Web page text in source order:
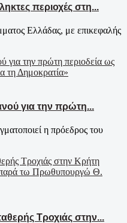
περιοχές στη...
Ελλάδας, με επικεφαλής
για την πρώτη...
η πρόεδρος του
Τροχιάς στην...